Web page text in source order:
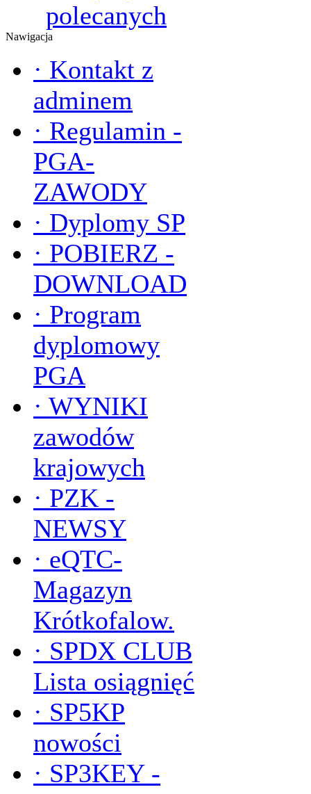
polecanych
Nawigacja
· Kontakt z
adminem
· Regulamin -
PGA-
ZAWODY
· Dyplomy SP
· POBIERZ -
DOWNLOAD
· Program
dyplomowy
PGA
· WYNIKI
zawodów
krajowych
· PZK -
NEWSY
· eQTC-
Magazyn
Krótkofalow.
· SPDX CLUB
Lista osiągnięć
· SP5KP
nowości
· SP3KEY -